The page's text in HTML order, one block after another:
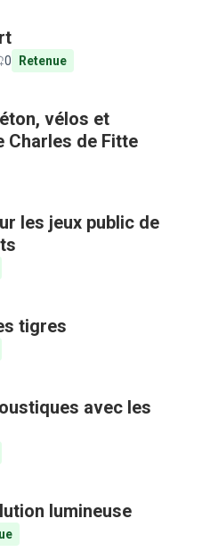
0 Retenue
vélos et
Charles de Fitte
les jeux public de
tigres
avec les
lumineuse